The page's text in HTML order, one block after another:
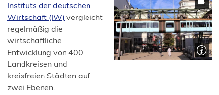
Instituts der deutschen
Wirtschaft (IW)
(Öffnet
einem
neuen
Tab)
vergleicht
regelmäßig die
wirtschaftliche
Entwicklung von 400
Landkreisen und
kreisfreien Städten auf
zwei Ebenen.